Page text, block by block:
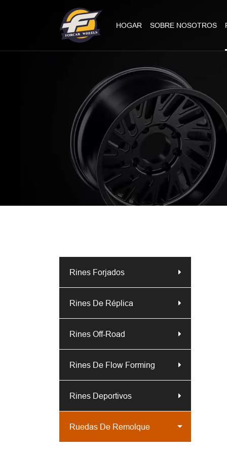
HOGAR SOBRE NOSOTROS
Rines Forjados
Rines De Réplica
Rines Off-Road
Rines De Flow Forming
Rines Deportivos
Ruedas De Remolque